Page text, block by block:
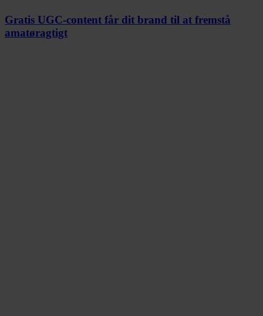
Gratis UGC-content får dit brand til at fremstå
amatøragtigt